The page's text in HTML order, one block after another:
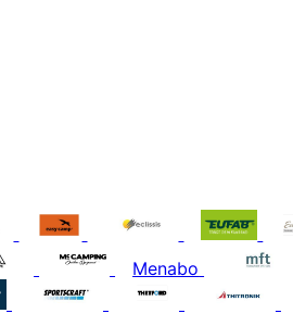
Menabo